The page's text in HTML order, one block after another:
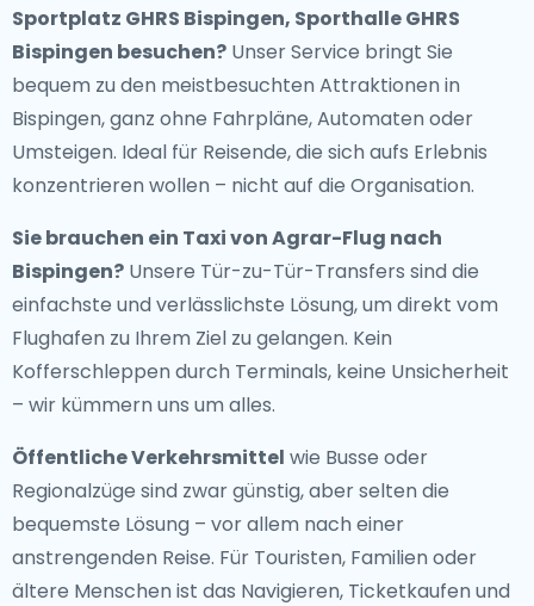
Sportplatz GHRS Bispingen, Sporthalle GHRS
Bispingen besuchen? Unser Service bringt Sie
bequem zu den meistbesuchten Attraktionen in
Bispingen, ganz ohne Fahrpläne, Automaten oder
Umsteigen. Ideal für Reisende, die sich aufs Erlebnis
konzentrieren wollen – nicht auf die Organisation.
Sie brauchen ein Taxi von Agrar-Flug nach
Bispingen? Unsere Tür-zu-Tür-Transfers sind die
einfachste und verlässlichste Lösung, um direkt vom
Flughafen zu Ihrem Ziel zu gelangen. Kein
Kofferschleppen durch Terminals, keine Unsicherheit
– wir kümmern uns um alles.
Öffentliche Verkehrsmittel wie Busse oder
Regionalzüge sind zwar günstig, aber selten die
bequemste Lösung – vor allem nach einer
anstrengenden Reise. Für Touristen, Familien oder
ältere Menschen ist das Navigieren, Ticketkaufen und